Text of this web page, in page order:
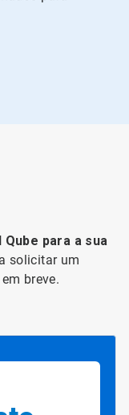
para a sua
solicitar um
breve.